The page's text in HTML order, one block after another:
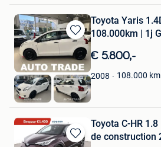
Sauvegarder
dans
Mes
Favoris
Toyota Yaris
108.000km | 1j
€ 5.800,-
2008 108.000 km
Autotrade
Hasselt
Sauvegarder
Toyota C-HR
de construction